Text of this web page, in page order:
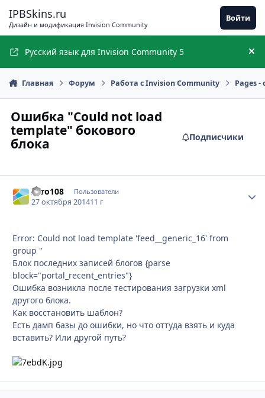
IPBSkins.ru
Дизайн и модификация Invision Community
Войти
Русский язык для Invision Community 5
Главная Форум Работа с Invision Community Pages
Ошибка "Could not load
template" бокового
блока
Подписчики
Zero108 Пользователи
27 октября 201411 г
Error: Could not load template 'feed__generic_16' from
group ''
Блок последних записей блогов {parse
block="portal_recent_entries"}
Ошибка возникла после тестирования загрузки xml
другого блока.
Как восстановить шаблон?
Есть дамп базы до ошибки, но что оттуда взять и куда
вставить? Или другой путь?